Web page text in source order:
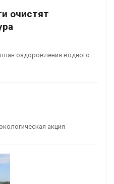
очистят
оздоровления водного
акция